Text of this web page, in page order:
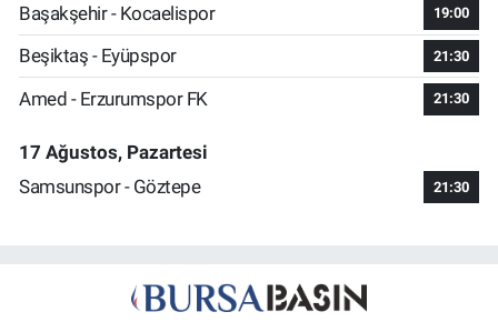
Başakşehir - Kocaelispor
19:00
Beşiktaş - Eyüpspor 21:30
Amed - Erzurumspor FK 21:30
17 Ağustos, Pazartesi
Samsunspor - Göztepe
21:30